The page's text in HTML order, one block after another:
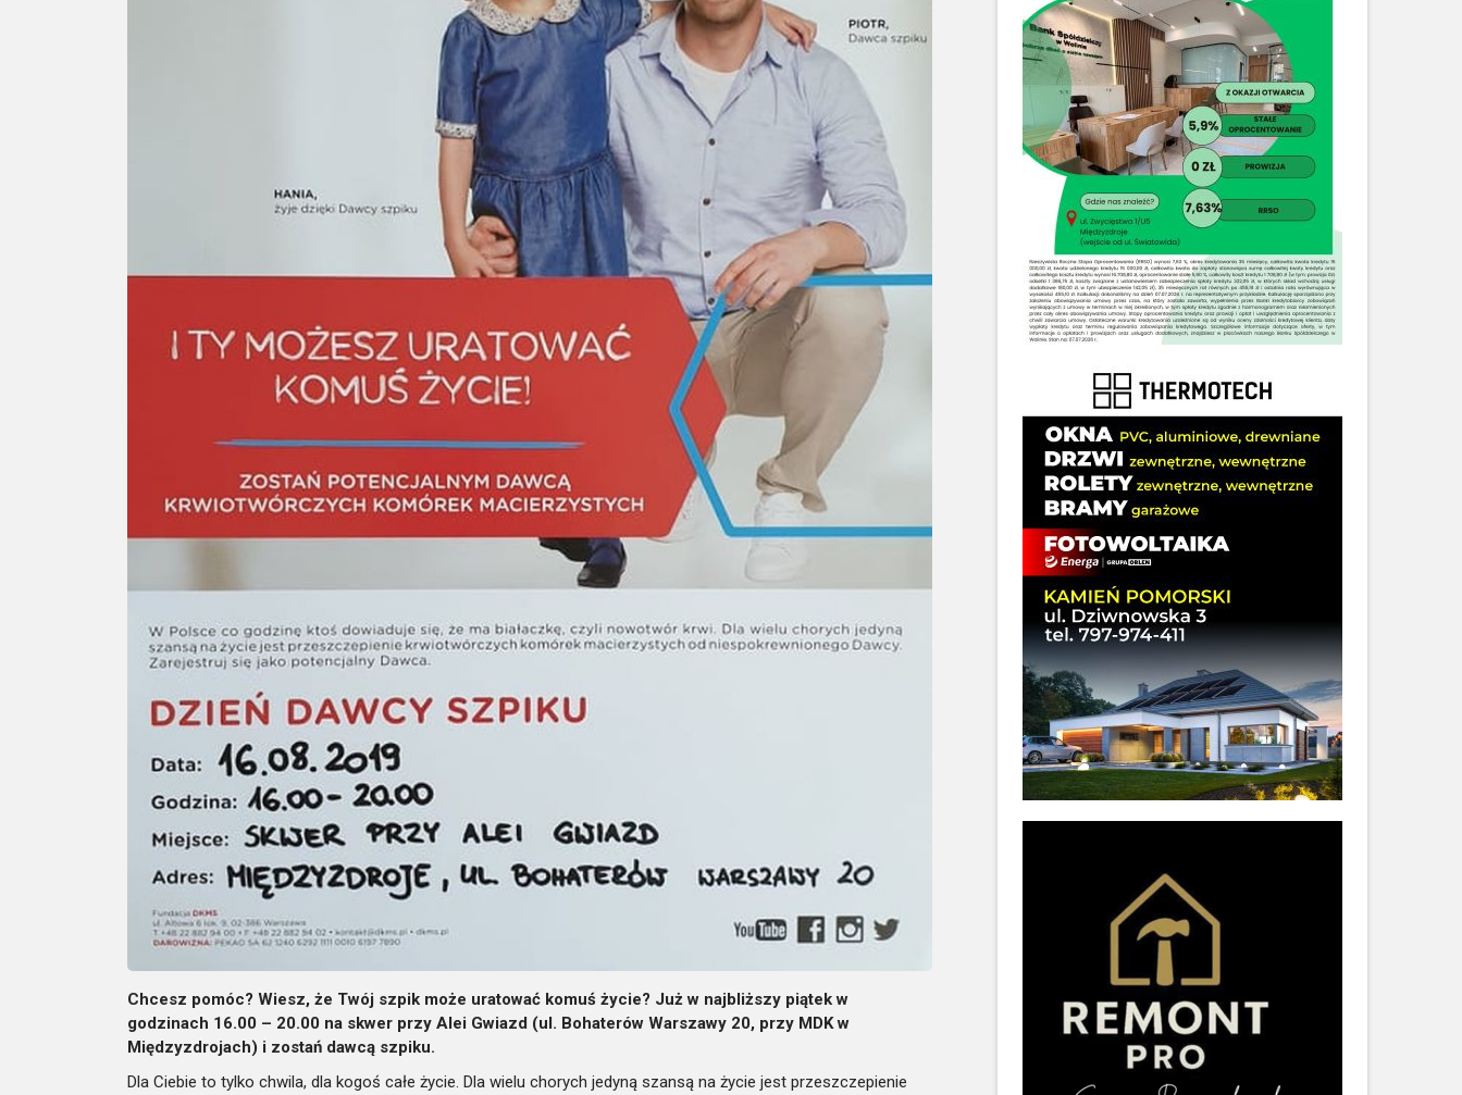
Chcesz pomóc? Wiesz, że Twój szpik może uratować komuś życie? Już w najbliższy piątek w
godzinach 16.00 – 20.00 na skwer przy Alei Gwiazd (ul. Bohaterów Warszawy 20, przy MDK w
Międzyzdrojach) i zostań dawcą szpiku.
Dla Ciebie to tylko chwila, dla kogoś całe życie. Dla wielu chorych jedyną szansą na życie jest przeszczepienie